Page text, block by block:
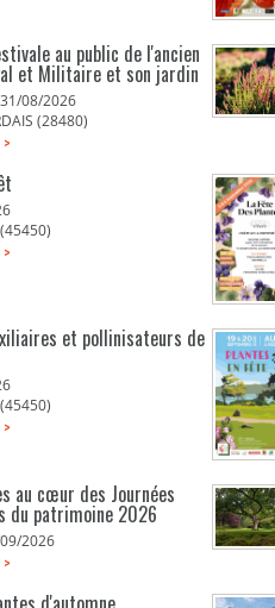
au public de l'ancien
et Militaire et son jardin
08/2026
(28480)
et pollinisateurs de
au cœur des Journées
du patrimoine 2026
2026